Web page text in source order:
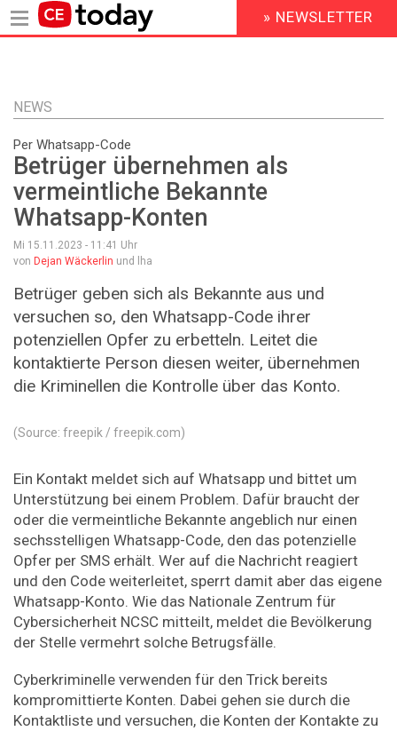
Inhalt
HEADER
MENU
» NEWSLETTER
NEWS
Per Whatsapp-Code
Betrüger übernehmen als
vermeintliche Bekannte
Whatsapp-Konten
Mi 15.11.2023 - 11:41 Uhr
von Dejan Wäckerlin und lha
Betrüger geben sich als Bekannte aus und
versuchen so, den Whatsapp-Code ihrer
potenziellen Opfer zu erbetteln. Leitet die
kontaktierte Person diesen weiter, übernehmen
die Kriminellen die Kontrolle über das Konto.
(Source: freepik / freepik.com)
Ein Kontakt meldet sich auf Whatsapp und bittet um
Unterstützung bei einem Problem. Dafür braucht der
oder die vermeintliche Bekannte angeblich nur einen
sechsstelligen Whatsapp-Code, den das potenzielle
Opfer per SMS erhält. Wer auf die Nachricht reagiert
und den Code weiterleitet, sperrt damit aber das eigene
Whatsapp-Konto. Wie das Nationale Zentrum für
Cybersicherheit NCSC mitteilt, meldet die Bevölkerung
der Stelle vermehrt solche Betrugsfälle.
Cyberkriminelle verwenden für den Trick bereits
kompromittierte Konten. Dabei gehen sie durch die
Kontaktliste und versuchen, die Konten der Kontakte zu